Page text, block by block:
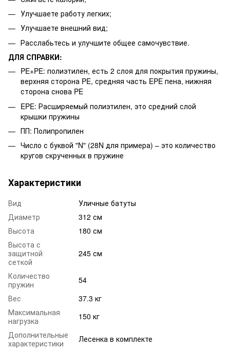
Улучшаете работу легких;
Улучшаете внешний вид;
Расслабьтесь и улучшите общее самочувствие.
ДЛЯ СПРАВКИ:
PE+PE: полиэтилен, есть 2 слоя для покрытия пружины,
верхняя сторона PE, средняя часть EPE пена, нижняя
сторона снова PE
EPE: Расширяемый полиэтилен, это средний слой
крышки пружины
ПП: Полипропилен
Число с буквой "N" (28N для примера) – это количество
кругов скрученных в пружине
Характеристики
Вид
Уличные батуты
Диаметр
312 см
Высота
180 см
Высота с
защитной
сеткой
245 см
Количество
пружин
54
Вес
37.3 кг
Максимальная
нагрузка
150 кг
Дополнительные
характеристики
Лесенка в комплекте